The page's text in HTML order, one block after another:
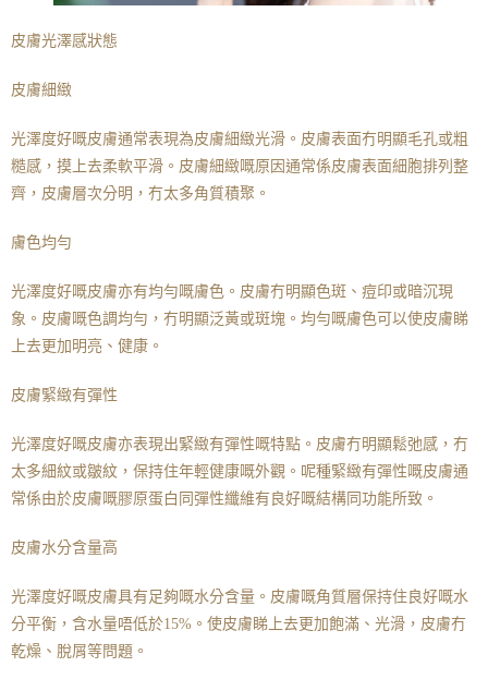
皮膚光澤感狀態
皮膚細緻
光澤度好嘅皮膚通常表現為皮膚細緻光滑。皮膚表面冇明顯毛孔或粗
糙感，摸上去柔軟平滑。皮膚細緻嘅原因通常係皮膚表面細胞排列整
齊，皮膚層次分明，冇太多角質積聚。
膚色均勻
光澤度好嘅皮膚亦有均勻嘅膚色。皮膚冇明顯色斑、痘印或暗沉現
象。皮膚嘅色調均勻，冇明顯泛黃或斑塊。均勻嘅膚色可以使皮膚睇
上去更加明亮、健康。
皮膚緊緻有彈性
光澤度好嘅皮膚亦表現出緊緻有彈性嘅特點。皮膚冇明顯鬆弛感，冇
太多細紋或皺紋，保持住年輕健康嘅外觀。呢種緊緻有彈性嘅皮膚通
常係由於皮膚嘅膠原蛋白同彈性纖維有良好嘅結構同功能所致。
皮膚水分含量高
光澤度好嘅皮膚具有足夠嘅水分含量。皮膚嘅角質層保持住良好嘅水
分平衡，含水量唔低於15%。使皮膚睇上去更加飽滿、光滑，皮膚冇
乾燥、脫屑等問題。